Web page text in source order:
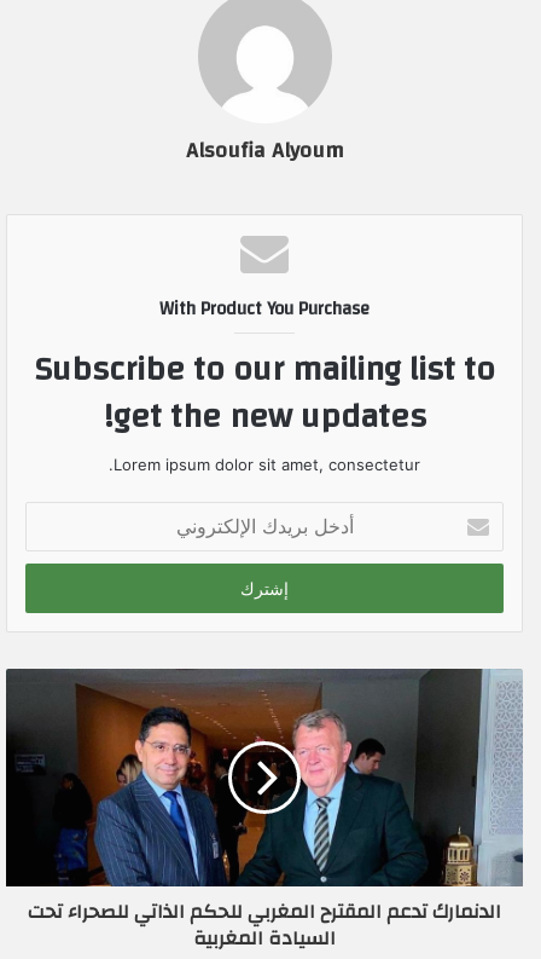
Alsoufia Alyoum
With Product You Purchase
Subscribe to our mailing list to
get the new updates!
Lorem ipsum dolor sit amet, consectetur.
خ
ب
ي
د
ك
ا
ل
إ
والدنمارك تدعم المقترح المغربي للحكم الذاتي للصحراء تحت
السيادة المغربية